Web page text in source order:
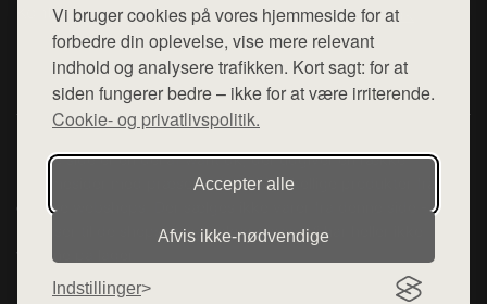
Vi bruger cookies på vores hjemmeside for at
forbedre din oplevelse, vise mere relevant
indhold og analysere trafikken. Kort sagt: for at
siden fungerer bedre – ikke for at være irriterende.
Cookie- og privatlivspolitik.
Accepter alle
Afvis ikke‑nødvendige
Indstillinger
Kontakt
Mail:hej@want.dk
Cookie- og privatlivspolitik
Denne side er en del af want.dk, der udgiver en række
hjemmesider med præsentation af forskellige produkter fra
diverse webshops. Der sælges ikke varer fra denne side - vi
henviser til de shops, som sælger varen. Vi har heller ikke
varerne på lager.